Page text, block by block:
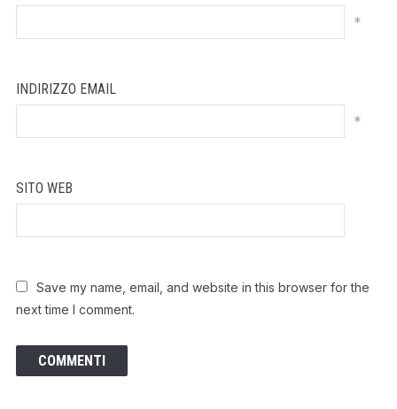
*
INDIRIZZO EMAIL
*
SITO WEB
Save my name, email, and website in this browser for the
next time I comment.